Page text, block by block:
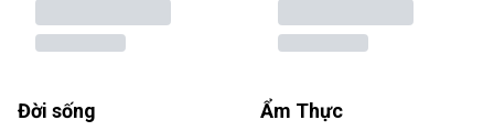
Đời sống Ẩm Thực